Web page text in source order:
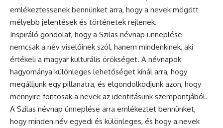
emlékeztessenek bennünket arra, hogy a nevek mögött
mélyebb jelentések és történetek rejlenek.
Inspiráló gondolat, hogy a Szilas névnap ünneplése
nemcsak a név viselőinek szól, hanem mindenkinek, aki
értékeli a magyar kulturális örökséget. A névnapok
hagyománya különleges lehetőséget kínál arra, hogy
megálljunk egy pillanatra, és elgondolkodjunk azon, hogy
mennyire fontosak a nevek az identitásunk szempontjából.
A Szilas névnap ünneplése arra emlékeztet bennünket,
hogy minden név egyedi és különleges, és hogy a nevek